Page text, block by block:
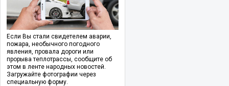
Если Вы стали свидетелем аварии,
пожара, необычного погодного
явления, провала дороги или
прорыва теплотрассы, сообщите об
этом в ленте народных новостей.
Загружайте фотографии через
специальную форму.